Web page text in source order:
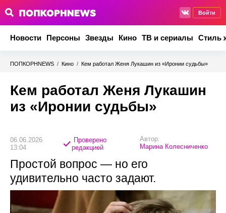
Войти
Новости Персоны Звезды Кино ТВ и сериалы Стиль
ПОПКОРНNEWS / Кино / Кем работал Женя Лукашин из «Иронии судьбы»
Кем работал Женя Лукашин
из «Иронии судьбы»
06.06.2026
13:04
Проверено
редакцией
Автор:
Марина Колесниченко
Простой вопрос — но его
удивительно часто задают.